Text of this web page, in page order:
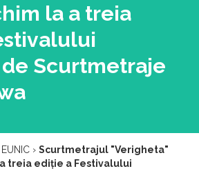
la a treia
Scurtmetraje
› Scurtmetrajul "Verigheta"
treia ediție a Festivalului